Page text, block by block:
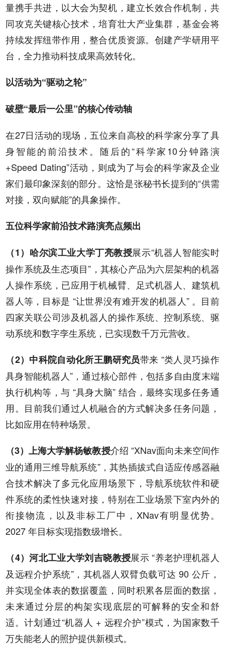
量携手共进，以大会为契机，建立长效合作机制，共
同攻克关键核心技术，培育壮大产业集群，基金会将
持续发挥纽带作用，整合优质资源。创建产学研用平
台，全力推动科技成果高效转化。
以活动为“驱动之轮”
破壁“最后一公里”的核心传动轴
在27日活动的现场，五位来自高校的科学家分享了具
身智能的前沿技术。随后的“科学家10分钟路演
+Speed Dating”活动，则成为了与会的科学家及企业
家们最印象深刻的部分。这恰是张秘书长提到的“供需
对接，双向赋能”的具象操作。
五位科学家前沿技术路演亮点频出
（1）哈尔滨工业大学丁亮教授展示“机器人智能实时
操作系统及生态项目”，其核心产品为六层架构的机器
人操作系统，已应用于机械臂、足式机器人、建筑机
器人等，目标是 “让世界没有难开发的机器人” 。目前
四家关联公司涉及机器人的操作系统、控制系统、驱
动系统和数字孪生系统，已实现数千万元营收。
（2）中科院自动化所王鹏研究员带来 “类人灵巧操作
具身智能机器人”，通过核心部件，包括多自由度末端
执行机构等，与 “具身大脑” 结合，最终实现多任务通
用。目前我们通过人机融合的方式解决多任务问题，
比如应用在特种场景。
（3）上海大学解杨敏教授介绍 “XNav面向未来空间作
业的通用三维导航系统”，其热插拔式自适应传感器融
合技术解决了多元化应用场景下，导航系统软件和硬
件系统的柔性快速对接，特别在工业场景下室内外的
衔接物流，以及非标工厂中，XNav有明显优势。
2027 年目标实现指数级增长。
（4）河北工业大学刘吉晓教授展示 “养老护理机器人
及远程介护系统”，其机器人双臂负载可达 90 公斤，
并实现全体表的数据覆盖，同时积累各层面的数据，
未来通过分层的构架实现底层的可解释的安全和舒
适。计划通过“机器人 + 远程介护”模式，为国家数千
万失能老人的照护提供新模式。